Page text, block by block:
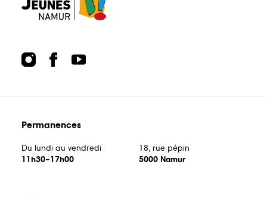
Permanences
Du lundi au vendredi
11h30–17h00
18, rue pépin
5000 Namur